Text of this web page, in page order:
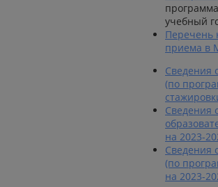
учебный
Перечень
приема в
Сведения
(по
Сведения
на 2023-
Сведения
(по
на 2023-